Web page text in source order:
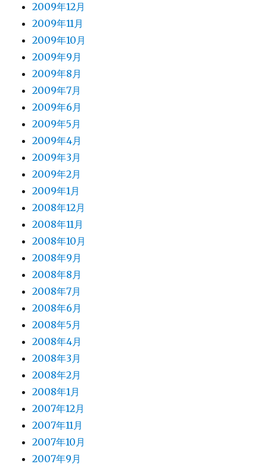
2009年12月
2009年11月
2009年10月
2009年9月
2009年8月
2009年7月
2009年6月
2009年5月
2009年4月
2009年3月
2009年2月
2009年1月
2008年12月
2008年11月
2008年10月
2008年9月
2008年8月
2008年7月
2008年6月
2008年5月
2008年4月
2008年3月
2008年2月
2008年1月
2007年12月
2007年11月
2007年10月
2007年9月